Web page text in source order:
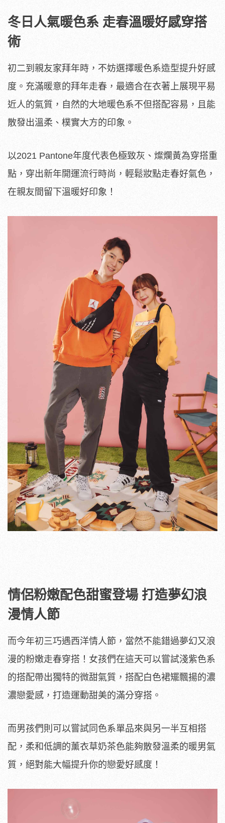
冬日人氣暖色系 走春溫暖好感穿搭
術
初二到親友家拜年時，不妨選擇暖色系造型提升好感
度。充滿暖意的拜年走春，最適合在衣著上展現平易
近人的氣質，自然的大地暖色系不但搭配容易，且能
散發出溫柔、樸實大方的印象。
以2021 Pantone年度代表色極致灰、燦爛黃為穿搭重
點，穿出新年開運流行時尚，輕鬆妝點走春好氣色，
在親友間留下溫暖好印象！
情侶粉嫩配色甜蜜登場 打造夢幻浪
漫情人節
而今年初三巧遇西洋情人節，當然不能錯過夢幻又浪
漫的粉嫩走春穿搭！女孩們在這天可以嘗試淺紫色系
的搭配帶出獨特的微甜氣質，搭配白色裙矲飄揚的濃
濃戀愛感，打造運動甜美的滿分穿搭。
而男孩們則可以嘗試同色系單品來與另一半互相搭
配，柔和低調的薰衣草奶茶色能夠散發溫柔的暖男氣
質，絕對能大幅提升你的戀愛好感度！